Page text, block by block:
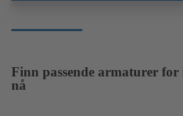
Finn passende armaturer
nå